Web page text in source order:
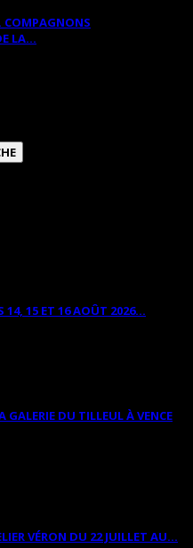
COMPAGNONS
LA...
14, 15 ET 16 AOÛT 2026...
GALERIE DU TILLEUL À VENCE
VÉRON DU 22 JUILLET AU...